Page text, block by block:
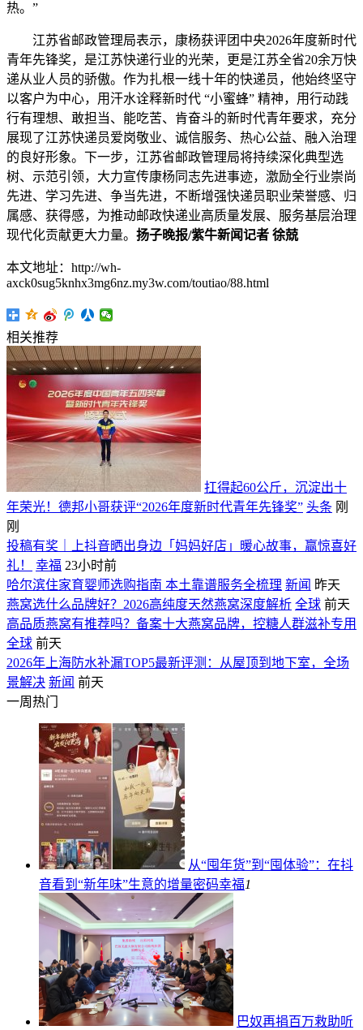
热。”
江苏省邮政管理局表示，康杨获评团中央2026年度新时代
青年先锋奖，是江苏快递行业的光荣，更是江苏全省20余万快
递从业人员的骄傲。作为扎根一线十年的快递员，他始终坚守
以客户为中心，用汗水诠释新时代 “小蜜蜂” 精神，用行动践
行有理想、敢担当、能吃苦、肯奋斗的新时代青年要求，充分
展现了江苏快递员爱岗敬业、诚信服务、热心公益、融入治理
的良好形象。下一步，江苏省邮政管理局将持续深化典型选
树、示范引领，大力宣传康杨同志先进事迹，激励全行业崇尚
先进、学习先进、争当先进，不断增强快递员职业荣誉感、归
属感、获得感，为推动邮政快递业高质量发展、服务基层治理
现代化贡献更大力量。 扬子晚报/紫牛新闻记者 徐兢
本文地址：http://wh-
axck0sug5knhx3mg6nz.my3w.com/toutiao/88.html
相关推荐
扛得起60公斤，沉淀出十
年荣光！德邦小哥获评“2026年度新时代青年先锋奖” 头条 刚
刚
投稿有奖｜上抖音晒出身边「妈妈好店」暖心故事，赢惊喜好
礼！
幸福 23小时前
哈尔滨住家育婴师选购指南 本土靠谱服务全梳理 新闻 昨天
燕窝选什么品牌好？2026高纯度天然燕窝深度解析 全球 前天
高品质燕窝有推荐吗？备案十大燕窝品牌，控糖人群滋补专用
全球 前天
2026年上海防水补漏TOP5最新评测：从屋顶到地下室，全场
景解决 新闻 前天
一周热门
从“囤年货”到“囤体验”：在抖
音看到“新年味”生意的增量密码幸福1
巴奴再捐百万救助听